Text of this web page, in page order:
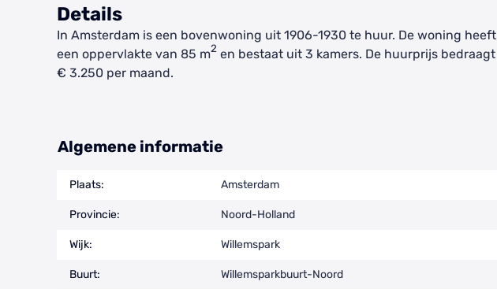
Details
In Amsterdam is een bovenwoning uit 1906-1930 te huur. De woning heeft
een oppervlakte van 85 m2 en bestaat uit 3 kamers. De huurprijs bedraagt
€ 3.250 per maand.
Algemene informatie
Plaats: Amsterdam
Provincie: Noord-Holland
Wijk: Willemspark
Buurt: Willemsparkbuurt-Noord